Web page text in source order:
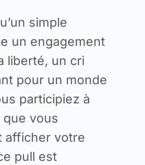
simple
un engagement
liberté, un cri
pour un monde
participiez à
que vous
afficher votre
pull est